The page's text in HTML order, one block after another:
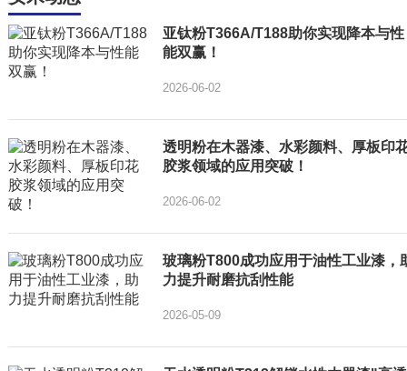
亚钛粉T366A/T188助你实现降本与性
能双赢！
2026-06-02
透明粉在木器漆、水彩颜料、厚板印
胶浆领域的应用突破！
2026-06-02
玻璃粉T800成功应用于油性工业漆，
力提升耐磨抗刮性能
2026-05-09